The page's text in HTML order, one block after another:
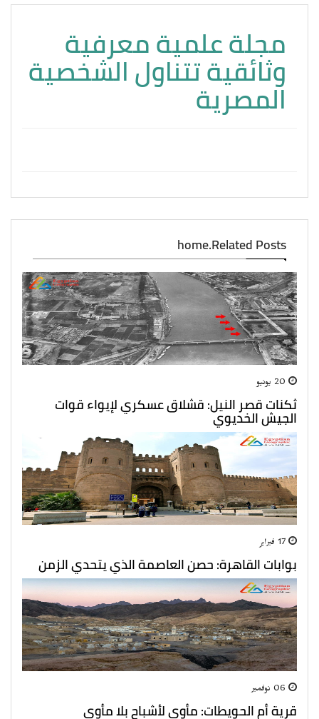
مجلة علمية معرفية
وثائقية تتناول الشخصية
المصرية
home.Related Posts
ثكنات قصر النيل: قشلاق عسكري لإيواء قوات
الجيش الخديوي
بوابات القاهرة: حصن العاصمة الذي يتحدي الزمن
قرية أم الحويطات: مأوي لأشباح بلا مأوي